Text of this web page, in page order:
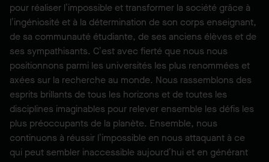
pour réaliser l’impossible et transformer la société grâce à
l’ingéniosité et à la détermination de son corps enseignant,
de sa communauté étudiante, de ses anciens élèves et de
ses sympathisants. C’est avec fierté que nous nous
positionnons parmi les universités les plus renommées et
axées sur la recherche au monde. Nous rassemblons des
esprits brillants de tous les horizons et de toutes les
disciplines imaginables pour relever ensemble les défis les
plus préoccupants de la planète. Ensemble, nous
continuons à réussir l’impossible en nous attaquant à ce
qui peut sembler inaccessible aujourd’hui et en générant